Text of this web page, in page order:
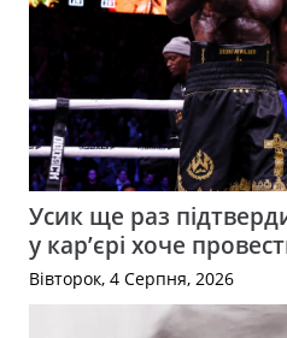
Усик ще раз
у кар’єрі хоче
Вівторок, 4 Серпня, 2026